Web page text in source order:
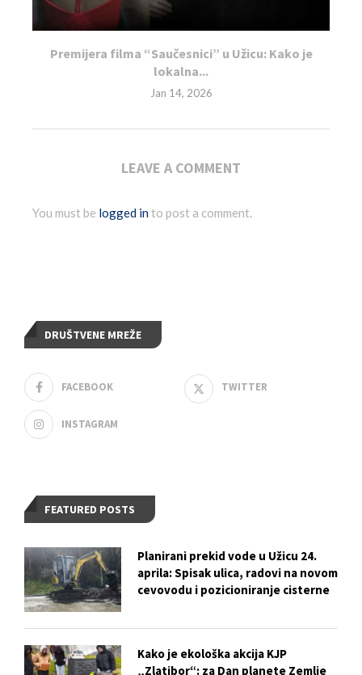
Premijera filma “Saučesnici” u Užicu: Kako je
lokalna...
Jan 14, 2026
LEAVE A COMMENT
You must be logged into post a comment.
DRUŠTVENE MREŽE
FACEBOOK TWITTER
INSTAGRAM
FEATURED POSTS
Planirani prekid vode u Užicu 24.
aprila: Spisak ulica, radovi na novom
cevovodu i pozicioniranje cisterne
Kako je ekološka akcija KJP
„Zlatibor“: za Dan planete Zemlje